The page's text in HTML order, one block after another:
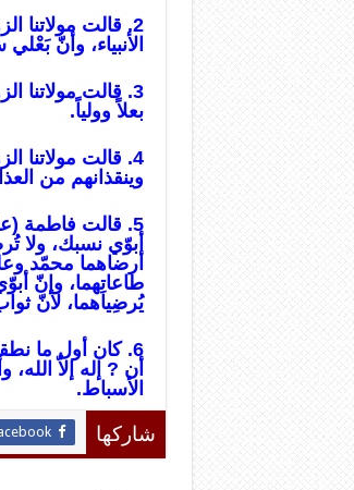
2. قالت مولاتنا
الأنبياء، وأنّ
3. قالت مولاتنا
بعلاً وولياً.
4. قالت مولاتنا
وينقذانهم من
5. قالت فاطمة
أبوّي نسبك، ولا
أرضاهما محمّد
طاعاتِهما، وإنّ
يُرضِياهما، لأنّ
6. كان أول ما
أن ? إله إلاّ
الأسباط.
شاركها